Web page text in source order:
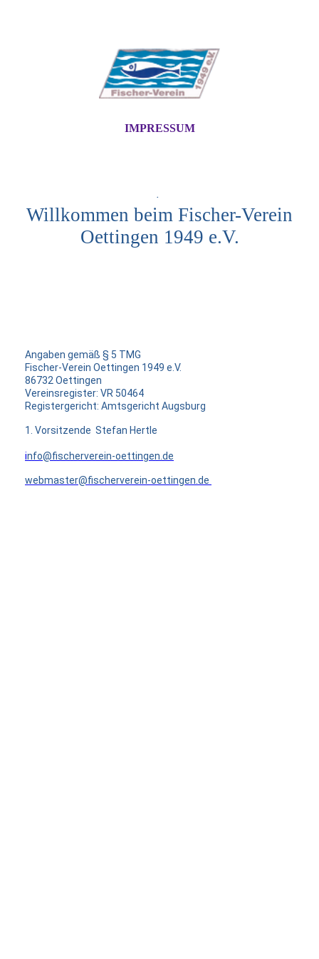
IMPRESSUM
.
Willkommen beim Fischer-Verein
Oettingen 1949 e.V.
Angaben gemäß § 5 TMG
Fischer-Verein Oettingen 1949 e.V.
86732 Oettingen
Vereinsregister: VR 50464
Registergericht: Amtsgericht Augsburg
1. Vorsitzende Stefan Hertle
info@fischerverein-oettingen.de
webmaster@fischerverein-oettingen.de